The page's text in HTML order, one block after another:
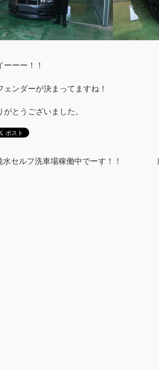
ーーー！！
ェンダーが決まってますね！
がとうございました。
水セルフ洗車場稼働中でーす！！